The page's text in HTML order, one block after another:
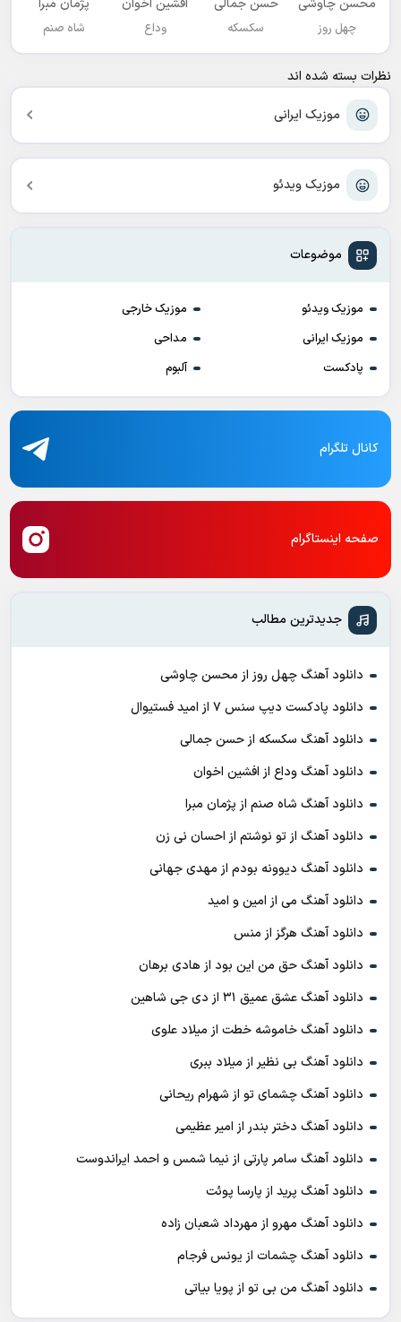
موزیک ایرانی
موزیک ویدئو
موضوعات
موزیک ویدئو
موزیک خارجی
موزیک ایرانی
مداحی
پادکست
آلبوم
محسن چاوشی
چهل روز
حسن جمالی
سکسکه
افشين اخوان
وداع
پژمان مبرا
شاه صنم
نظرات بسته شده اند
کانال تلگرام
صفحه اینستاگرام
جدیدترین مطالب
دانلود آهنگ چهل روز از محسن چاوشی
دانلود پادکست ديپ سنس ۷ از اميد فستيوال
دانلود آهنگ سکسکه از حسن جمالی
دانلود آهنگ وداع از افشين اخوان
دانلود آهنگ شاه صنم از پژمان مبرا
دانلود آهنگ از تو نوشتم از احسان نی زن
دانلود آهنگ دیوونه بودم از مهدی جهانی
دانلود آهنگ می از امین و امید
دانلود آهنگ هرگز از منس
دانلود آهنگ حق من این بود از هادی برهان
دانلود آهنگ عشق عمیق ۳۱ از دی جی شاهین
دانلود آهنگ خاموشه خطت از میلاد علوی
دانلود آهنگ بی نظیر از میلاد ببری
دانلود آهنگ چشمای تو از شهرام ریحانی
دانلود آهنگ دختر بندر از امیر عظیمی
دانلود آهنگ سامر پارتی از نیما شمس و احمد ایراندوست
دانلود آهنگ پرید از پارسا پوئت
دانلود آهنگ مهرو از مهرداد شعبان زاده
دانلود آهنگ چشمات از یونس فرجام
دانلود آهنگ من بی تو از پویا بیاتی